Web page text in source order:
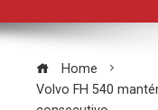
Home
Volvo FH 540